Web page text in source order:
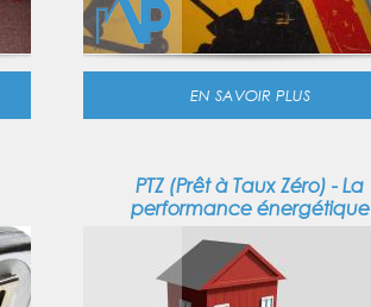
EN SAVOIR PLUS
PTZ (Prêt à Taux Zéro) - La
performance énergétique